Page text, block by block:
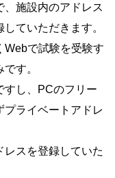
、施設内のアドレス
ていただきます。
Webで試験を受験す
す。
すし、PCのフリー
プライベートアドレ
レスを登録していた